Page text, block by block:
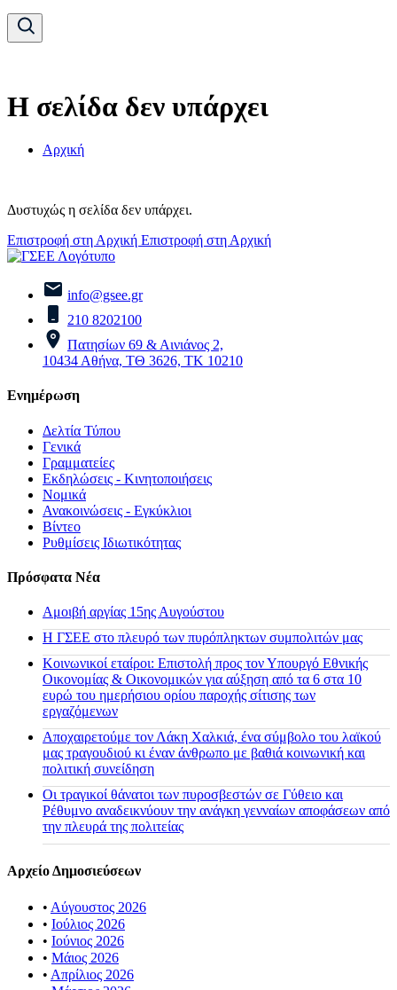
Η σελίδα δεν υπάρχει
Αρχική
Δυστυχώς η σελίδα δεν υπάρχει.
Επιστροφή στη Αρχική Επιστροφή στη Αρχική
info@gsee.gr
210 8202100
Πατησίων 69 & Αινιάνος 2,
10434 Αθήνα, ΤΘ 3626, ΤΚ 10210
Ενημέρωση
Δελτία Τύπου
Γενικά
Γραμματείες
Εκδηλώσεις - Κινητοποιήσεις
Νομικά
Ανακοινώσεις - Εγκύκλιοι
Βίντεο
Ρυθμίσεις Ιδιωτικότητας
Πρόσφατα Νέα
Αμοιβή αργίας 15ης Αυγούστου
H ΓΣΕΕ στο πλευρό των πυρόπληκτων συμπολιτών μας
Κοινωνικοί εταίροι: Επιστολή προς τον Υπουργό Εθνικής
Οικονομίας & Οικονομικών για αύξηση από τα 6 στα 10
ευρώ του ημερήσιου ορίου παροχής σίτισης των
εργαζόμενων
Αποχαιρετούμε τον Λάκη Χαλκιά, ένα σύμβολο του λαϊκού
μας τραγουδιού κι έναν άνθρωπο με βαθιά κοινωνική και
πολιτική συνείδηση
Οι τραγικοί θάνατοι των πυροσβεστών σε Γύθειο και
Ρέθυμνο αναδεικνύουν την ανάγκη γενναίων αποφάσεων από
την πλευρά της πολιτείας
Αρχείο Δημοσιεύσεων
• Αύγουστος 2026
• Ιούλιος 2026
• Ιούνιος 2026
• Μάιος 2026
• Απρίλιος 2026